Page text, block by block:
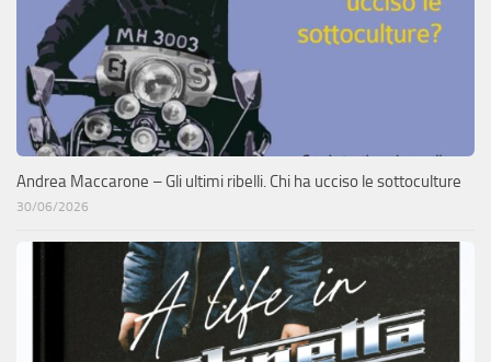
Andrea Maccarone – Gli ultimi ribelli. Chi ha ucciso le sottoculture
30/06/2026